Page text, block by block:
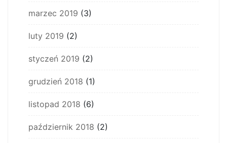
marzec 2019 (3)
luty 2019 (2)
styczeń 2019 (2)
grudzień 2018 (1)
listopad 2018 (6)
październik 2018 (2)